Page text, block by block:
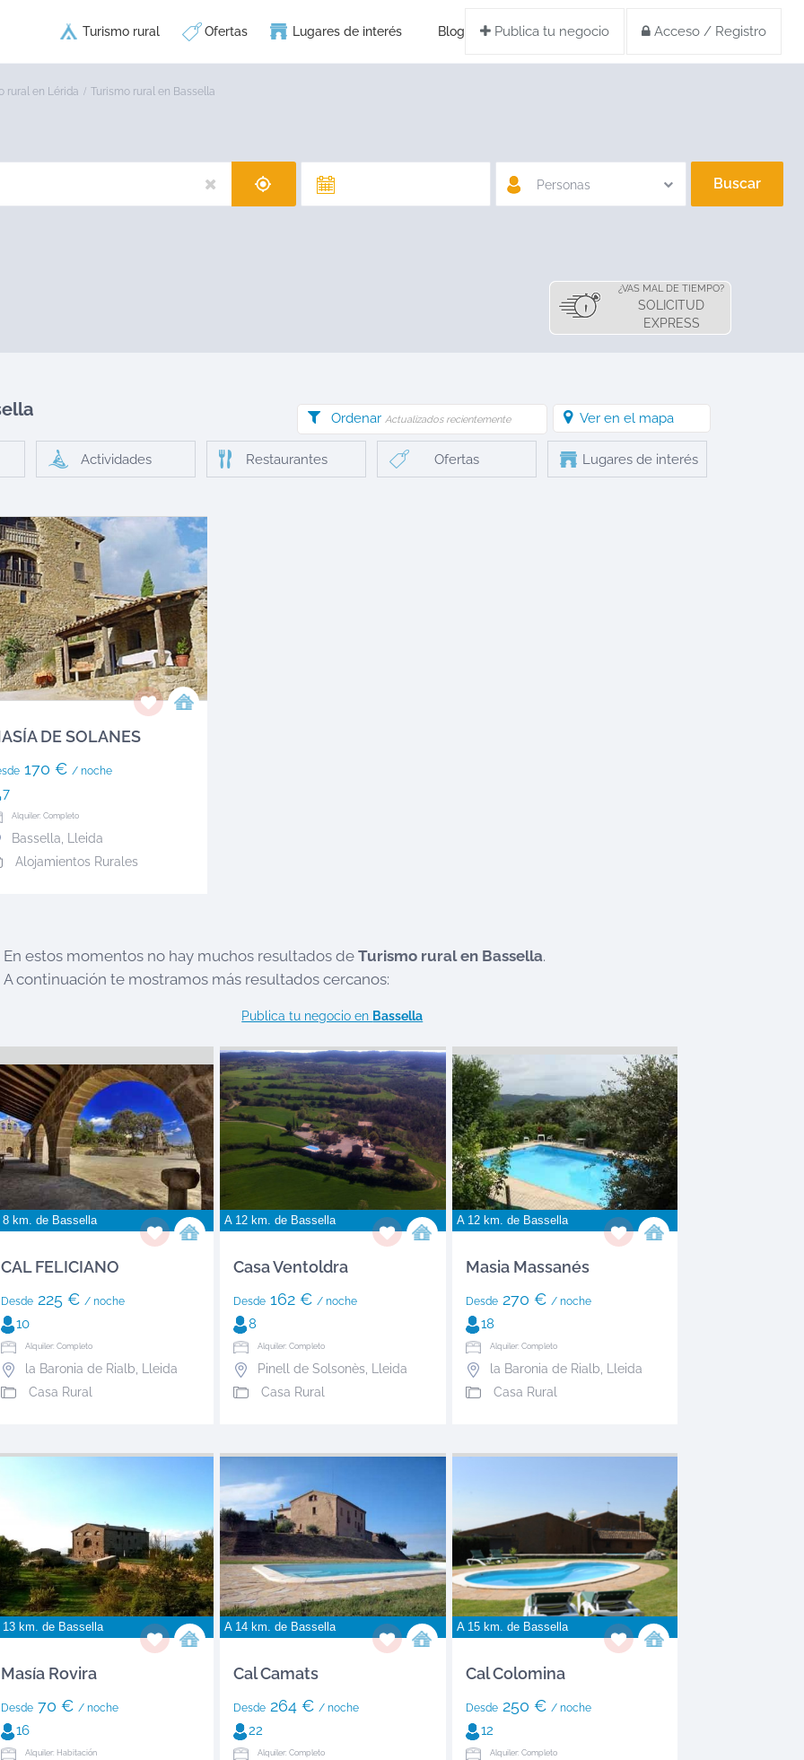
Publica tu negocio Acceso / Registro
Turismo rural Ofertas Lugares de interés Blog
rural en Lérida Turismo rural en Bassella
Personas Buscar
¿VAS MAL DE TIEMPO?
SOLICITUD
EXPRESS
Ordenar Actualizados recientemente Ver en el mapa
Actividades Restaurantes Ofertas Lugares de interés
DE SOLANES
170 € / noche
7
Alquiler: Completo
Bassella, Lleida
Alojamientos Rurales
En estos momentos no hay muchos resultados de Turismo rural en Bassella.
A continuación te mostramos más resultados cercanos:
Publica tu negocio en Bassella
8 km. de Bassella
CAL FELICIANO
Desde 225 € / noche
10
Alquiler: Completo
la Baronia de Rialb, Lleida
Casa Rural
A 12 km. de Bassella
Casa Ventoldra
Desde162 € / noche
8
Alquiler: Completo
Pinell de Solsonès, Lleida
Casa Rural
A 12 km. de Bassella
Masia Massanés
Desde270 € / noche
18
Alquiler: Completo
la Baronia de Rialb, Lleida
Casa Rural
13 km. de Bassella
Masía Rovira
Desde 70 € / noche
16
Alquiler: Habitación
A 14 km. de Bassella
Cal Camats
Desde264 € / noche
22
Alquiler: Completo
A 15 km. de Bassella
Cal Colomina
Desde250 € / noche
12
Alquiler: Completo